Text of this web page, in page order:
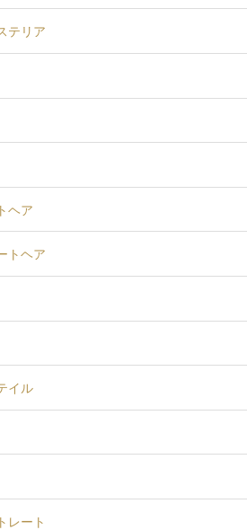
テリア
ヘア
トヘア
イル
レート